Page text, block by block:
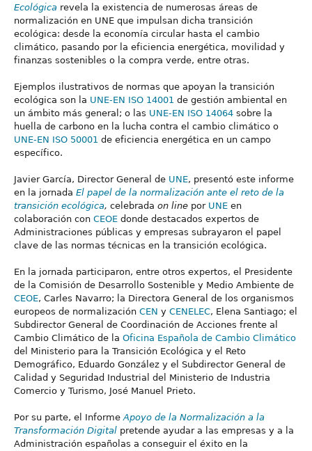
Ecológica revela la existencia de numerosas áreas de
normalización en UNE que impulsan dicha transición
ecológica: desde la economía circular hasta el cambio
climático, pasando por la eficiencia energética, movilidad y
finanzas sostenibles o la compra verde, entre otras.
Ejemplos ilustrativos de normas que apoyan la transición
ecológica son la UNE-EN ISO 14001 de gestión ambiental en
un ámbito más general; o las UNE-EN ISO 14064 sobre la
huella de carbono en la lucha contra el cambio climático o
UNE-EN ISO 50001 de eficiencia energética en un campo
específico.
Javier García, Director General de UNE, presentó este informe
en la jornada El papel de la normalización ante el reto de la
transición ecológica, celebrada on line por UNE en
colaboración con CEOE donde destacados expertos de
Administraciones públicas y empresas subrayaron el papel
clave de las normas técnicas en la transición ecológica.
En la jornada participaron, entre otros expertos, el Presidente
de la Comisión de Desarrollo Sostenible y Medio Ambiente de
CEOE, Carles Navarro; la Directora General de los organismos
europeos de normalización CEN y CENELEC, Elena Santiago; el
Subdirector General de Coordinación de Acciones frente al
Cambio Climático de la Oficina Española de Cambio Climático
del Ministerio para la Transición Ecológica y el Reto
Demográfico, Eduardo González y el Subdirector General de
Calidad y Seguridad Industrial del Ministerio de Industria
Comercio y Turismo, José Manuel Prieto.
Por su parte, el InformeApoyo de la Normalización a la
Transformación Digital pretende ayudar a las empresas y a la
Administración españolas a conseguir el éxito en la